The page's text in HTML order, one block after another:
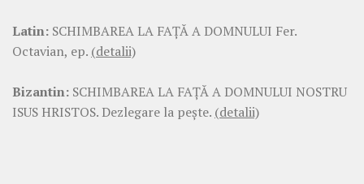
Latin: SCHIMBAREA LA FAŢĂ A DOMNULUI Fer.
Octavian, ep. (detalii)
Bizantin: SCHIMBAREA LA FAŢĂ A DOMNULUI NOSTRU
ISUS HRISTOS. Dezlegare la pește. (detalii)